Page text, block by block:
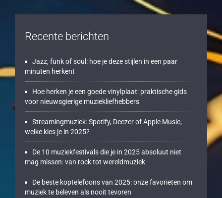
Recente berichten
Jazz, funk of soul: hoe je deze stijlen in een paar
minuten herkent
Hoe herken je een goede vinylplaat: praktische gids
voor nieuwsgierige muziekliefhebbers
Streamingmuziek: Spotify, Deezer of Apple Music,
welke kies je in 2025?
De 10 muziekfestivals die je in 2025 absoluut niet
mag missen: van rock tot wereldmuziek
De beste koptelefoons van 2025: onze favorieten om
muziek te beleven als nooit tevoren